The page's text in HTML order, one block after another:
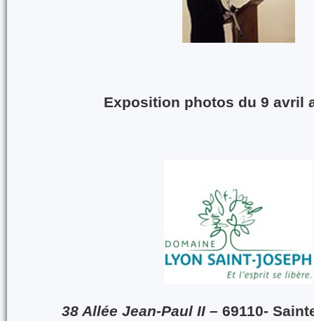
Exposition photos du 9 avril
38 Allée Jean-Paul II – 69110-